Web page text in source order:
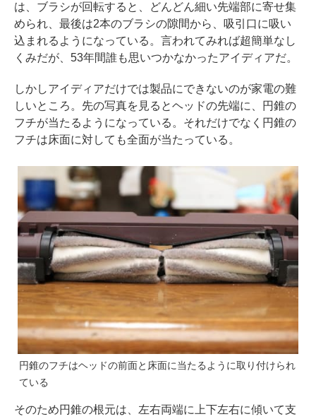
は、ブラシが回転すると、どんどん細い先端部に寄せ集
められ、最後は2本のブラシの隙間から、吸引口に吸い
込まれるようになっている。言われてみれば超簡単なし
くみだが、53年間誰も思いつかなかったアイディアだ。
しかしアイディアだけでは製品にできないのが家電の難
しいところ。先の写真を見るとヘッドの先端に、円錐の
フチが当たるようになっている。それだけでなく円錐の
フチは床面に対しても全面が当たっている。
円錐のフチはヘッドの前面と床面に当たるように取り付けられ
ている
そのため円錐の根元は、左右両端に上下左右に傾いて支